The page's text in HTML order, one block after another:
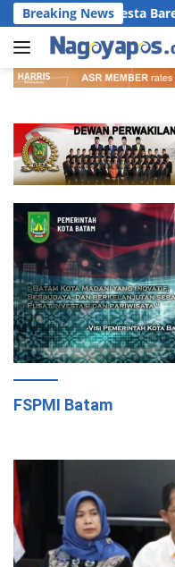
Langsung
ke
konten
Breaking News
Polresta Barelang Ikuti
FSPMI Batam